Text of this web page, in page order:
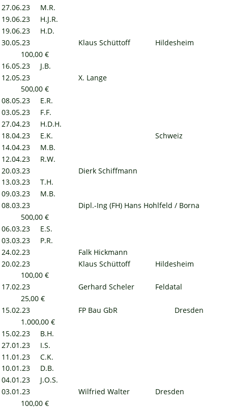
27.06.23
M.R.
19.06.23
H.J.R.
19.06.23
H.D.
30.05.23
Klaus Schüttoff
Hildesheim
100,00 €
16.05.23
J.B.
12.05.23
X. Lange
500,00 €
08.05.23
E.R.
03.05.23
F.F.
27.04.23
H.D.H.
18.04.23
E.K.
Schweiz
14.04.23
M.B.
12.04.23
R.W.
20.03.23
Dierk Schiffmann
13.03.23
T.H.
09.03.23
M.B.
08.03.23
Dipl.-Ing (FH) Hans Hohlfeld / Borna
500,00 €
06.03.23
E.S.
03.03.23
P.R.
24.02.23
Falk Hickmann
20.02.23
Klaus Schüttoff
Hildesheim
100,00 €
17.02.23
Gerhard Scheler
Feldatal
25,00 €
15.02.23
FP Bau GbR
Dresden
1.000,00 €
15.02.23
B.H.
27.01.23
I.S.
11.01.23
C.K.
10.01.23
D.B.
04.01.23
J.O.S.
03.01.23
Wilfried Walter
Dresden
100,00 €